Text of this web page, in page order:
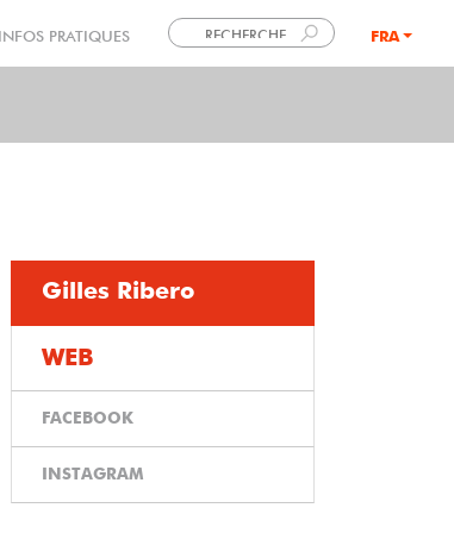
INFOS PRATIQUES FRA
Gilles Ribero
WEB
FACEBOOK
INSTAGRAM